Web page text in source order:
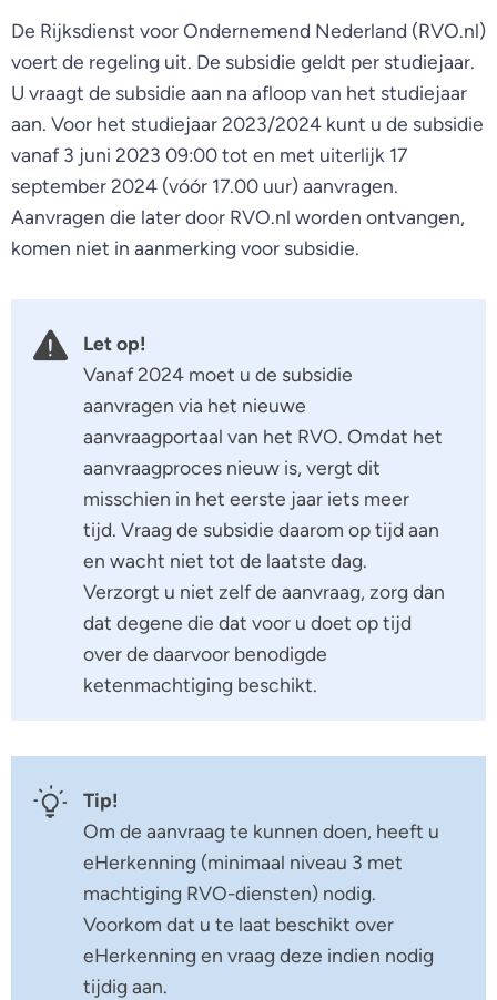
De Rijksdienst voor Ondernemend Nederland (RVO.nl)
voert de regeling uit. De subsidie geldt per studiejaar.
U vraagt de subsidie aan na afloop van het studiejaar
aan. Voor het studiejaar 2023/2024 kunt u de subsidie
vanaf 3 juni 2023 09:00 tot en met uiterlijk 17
september 2024 (vóór 17.00 uur) aanvragen.
Aanvragen die later door RVO.nl worden ontvangen,
komen niet in aanmerking voor subsidie.
Let op!
Vanaf 2024 moet u de subsidie
aanvragen via het nieuwe
aanvraagportaal van het RVO. Omdat het
aanvraagproces nieuw is, vergt dit
misschien in het eerste jaar iets meer
tijd. Vraag de subsidie daarom op tijd aan
en wacht niet tot de laatste dag.
Verzorgt u niet zelf de aanvraag, zorg dan
dat degene die dat voor u doet op tijd
over de daarvoor benodigde
ketenmachtiging beschikt.
Tip!
Om de aanvraag te kunnen doen, heeft u
eHerkenning (minimaal niveau 3 met
machtiging RVO-diensten) nodig.
Voorkom dat u te laat beschikt over
eHerkenning en vraag deze indien nodig
tijdig aan.